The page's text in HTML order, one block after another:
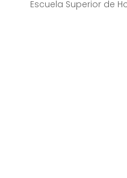
Escuela Superior de